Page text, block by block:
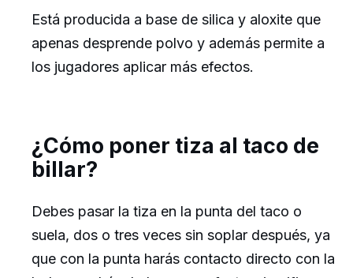
Está producida a base de silica y aloxite que
apenas desprende polvo y además permite a
los jugadores aplicar más efectos.
¿Cómo poner tiza al taco de
billar?
Debes pasar la tiza en la punta del taco o
suela, dos o tres veces sin soplar después, ya
que con la punta harás contacto directo con la